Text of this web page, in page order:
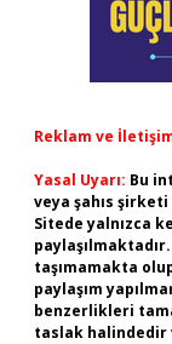
Reklam ve
Yasal Uyarı: Bu
veya şahıs
Sitede yalnızca
taşımamakta
paylaşım
benzerlikleri
taslak halindedir